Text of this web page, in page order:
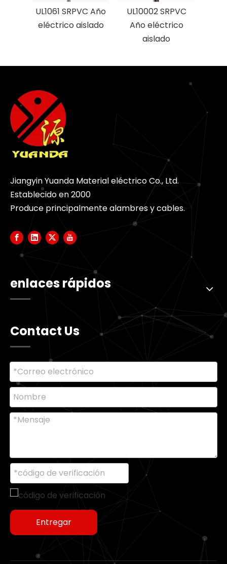
UL1061 SRPVC Año
eléctrico aislado
UL10002 SRPVC
Año eléctrico
aislado
Jiangyin Yuanda Material eléctrico Co., Ltd.
Establecido en 2000
Produce principalmente alambres y cables.
enlaces rápidos
Contact Us
Entregar